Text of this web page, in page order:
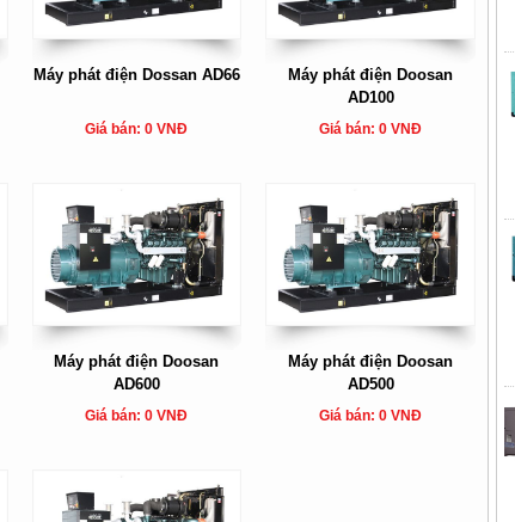
Máy phát điện Dossan AD66
Giá bán: 0 VNĐ
Máy phát điện Doosan
AD100
Giá bán: 0 VNĐ
Máy phát điện Doosan
AD600
Giá bán: 0 VNĐ
Máy phát điện Doosan
AD500
Giá bán: 0 VNĐ